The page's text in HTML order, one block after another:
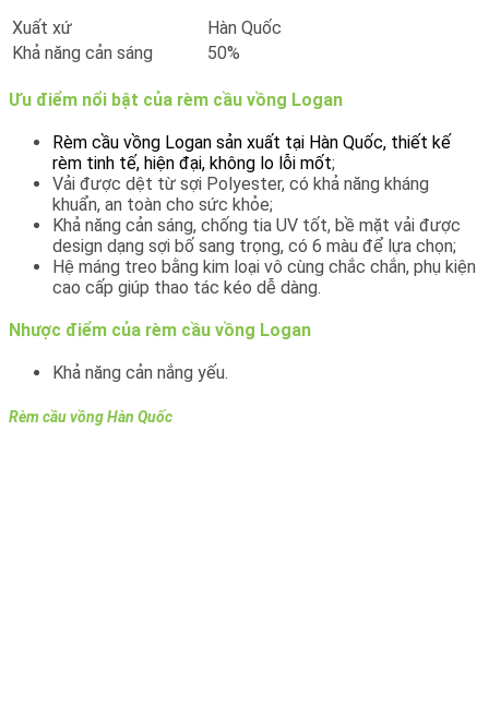
Xuất xứ
Hàn Quốc
Khả năng cản sáng
50%
Ưu điểm nổi bật của rèm cầu vồng Logan
Rèm cầu vồng Logan sản xuất tại Hàn Quốc, thiết kế
rèm tinh tế, hiện đại, không lo lỗi mốt;
Vải được dệt từ sợi Polyester, có khả năng kháng
khuẩn, an toàn cho sức khỏe;
Khả năng cản sáng, chống tia UV tốt, bề mặt vải được
design dạng sợi bố sang trọng, có 6 màu để lựa chọn;
Hệ máng treo bằng kim loại vô cùng chắc chắn, phụ kiện
cao cấp giúp thao tác kéo dễ dàng.
Nhược điểm của rèm cầu vồng Logan
Khả năng cản nắng yếu.
Rèm cầu vồng Hàn Quốc